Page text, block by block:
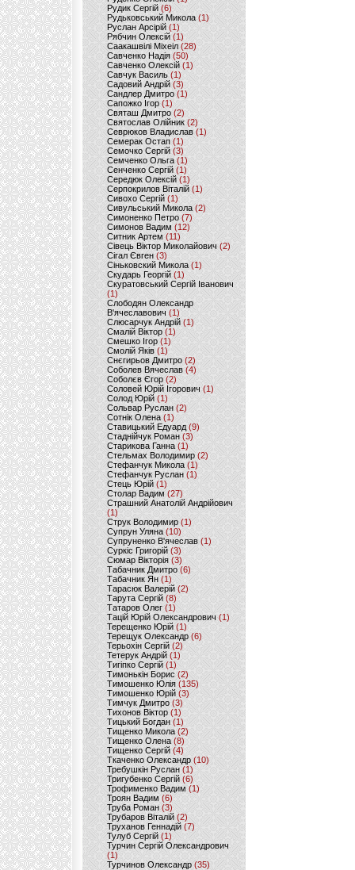
Рудик Сергій(6)
Рудьковський Микола (1)
Руслан Арсірій(1)
Рябчин Олексій (1)
Саакашвілі Міхеіл(28)
Савченко Надія (50)
Савченко Олексій(1)
Савчук Василь (1)
Садовий Андрій (3)
Сандлер Дмитро(1)
Сапожко Ігор(1)
Святаш Дмитро (2)
Святослав Олійник (2)
Севрюков Владислав (1)
Семерак Остап (1)
Семочко Сергій (3)
Семченко Ольга (1)
Сенченко Сергій(1)
Середюк Олексій(1)
Серпокрилов Віталій(1)
Сивохо Сергій(1)
Сивульський Микола(2)
Симоненко Петро(7)
Симонов Вадим (12)
Ситник Артем(11)
Сівець Віктор Миколайович(2)
Сігал Євген (3)
Сіньковский Микола(1)
Скударь Георгій (1)
Скуратовський Сергій Іванович
(1)
Слободян Олександр
В'ячеславович(1)
Слюсарчук Андрій(1)
Смалій Віктор (1)
Смешко Ігор (1)
Смолій Яків (1)
Снєгирьов Дмитро (2)
Соболев Вячеслав (4)
Соболєв Єгор(2)
Соловей Юрій Ігорович (1)
Солод Юрій (1)
Сольвар Руслан (2)
Сотнік Олена(1)
Ставицький Едуард (9)
Стаднійчук Роман(3)
Старикова Ганна (1)
Стельмах Володимир(2)
Стефанчук Микола (1)
Стефанчук Руслан (1)
Стець Юрій (1)
Столар Вадим(27)
Страшний Анатолій Андрійович
(1)
Струк Володимир (1)
Супрун Уляна (10)
Супруненко В'ячеслав (1)
Суркіс Григорій (3)
Сюмар Вікторія (3)
Табачник Дмитро (6)
Табачник Ян(1)
Тарасюк Валерій (2)
Тарута Сергій (8)
Татаров Олег(1)
Тацій Юрій Олександрович(1)
Терещенко Юрій(1)
Терещук Олександр(6)
Терьохін Сергій (2)
Тетерук Андрій (1)
Тигіпко Сергій(1)
Тимонькін Борис (2)
Тимошенко Юлія (135)
Тимошенко Юрій(3)
Тимчук Дмитро (3)
Тихонов Віктор (1)
Тицький Богдан (1)
Тищенко Микола (2)
Тищенко Олена (8)
Тищенко Сергій (4)
Ткаченко Олександр (10)
Требушкін Руслан (1)
Тригубенко Сергій(6)
Трофименко Вадим (1)
Троян Вадим (6)
Труба Роман(3)
Трубаров Віталій (2)
Труханов Геннадій (7)
Тулуб Сергій(1)
Турчин Сергій Олександрович
(1)
Турчинов Олександр(35)